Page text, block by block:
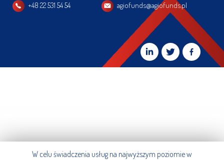
+48 22 531 54 54 agiofunds@agiofunds.pl
W celu świadczenia usług na najwyższym poziomie w